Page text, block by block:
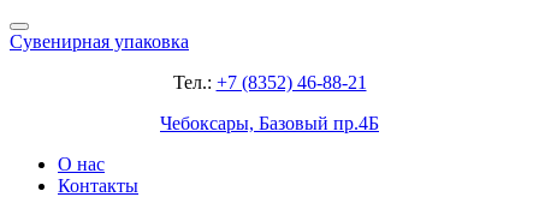
Сувенирная упаковка
Тел.: +7 (8352) 46-88-21
Чебоксары, Базовый пр.4Б
О нас
Контакты